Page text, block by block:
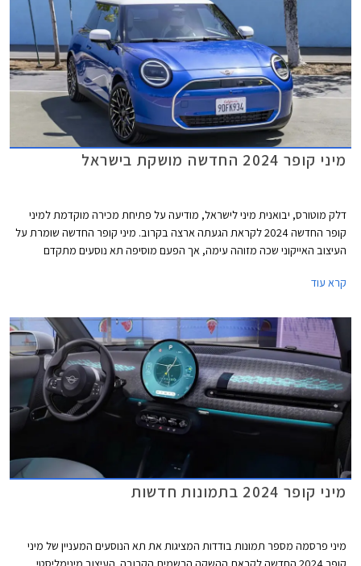
מיני קופר 2024 החדשה מושקת בישראל
דלק מוטורס, יבואנית מיני לישראל, מודיעה על פתיחת מכירה מוקדמת למיני
קופר החדשה 2024 לקראת הגעתה ארצה בקרוב. מיני קופר החדשה שומרת על
העיצוב האייקוני שכה מזוהה עימה, אך הפעם מוסיפה תא נוסעים מתקדם
חשמל ובנזין בשתי רמות אבזור לבחירה.
קרא עוד
מיני קופר 2024 בתמונות חדשות
מיני פרסמה מספר תמונות בודדות המציגות את תא הנוסעים המעניין של מיני